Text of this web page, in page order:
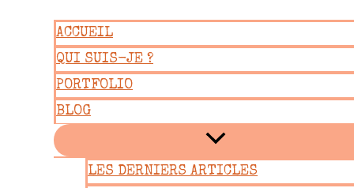
contenu
ACCUEIL
QUI SUIS-JE ?
PORTFOLIO
BLOG
LES DERNIERS ARTICLES